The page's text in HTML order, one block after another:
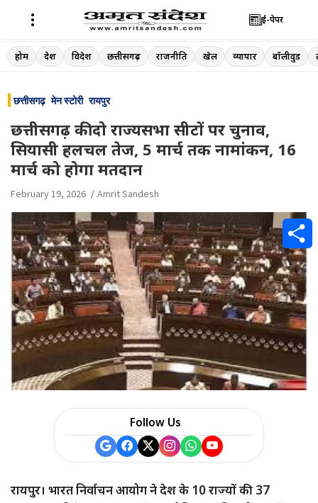
Skip
to
ई-पेपर
होम देश विदेश छत्तीसगढ़ राजनीति खेल व्यापार बॉलीवुड
छत्तीसगढ़ मेन स्टोरी रायपुर
छत्तीसगढ़ की दो राज्यसभा सीटों पर चुनाव,
सियासी हलचल तेज, 5 मार्च तक नामांकन, 16
मार्च को होगा मतदान
February 19, 2026 Amrit Sandesh
Follow Us
रायपुर। भारत निर्वाचन आयोग ने देश के 10 राज्यों की 37
S
h
a
r
e